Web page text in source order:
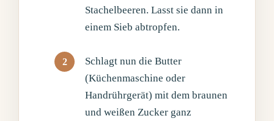
Stachelbeeren. Lasst sie dann in
einem Sieb abtropfen.
Schlagt nun die Butter
(Küchenmaschine oder
Handrührgerät) mit dem braunen
und weißen Zucker ganz